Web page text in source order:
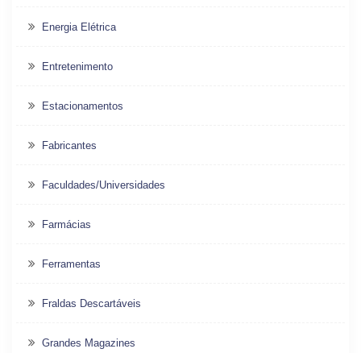
Energia Elétrica
Entretenimento
Estacionamentos
Fabricantes
Faculdades/Universidades
Farmácias
Ferramentas
Fraldas Descartáveis
Grandes Magazines